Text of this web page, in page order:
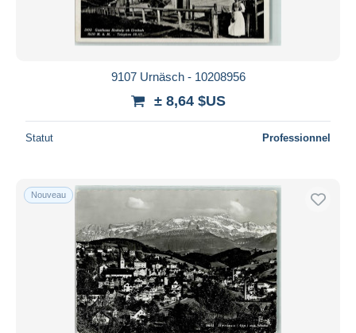
9107 Urnäsch - 10208956
± 8,64 $US
Statut Professionnel
Nouveau